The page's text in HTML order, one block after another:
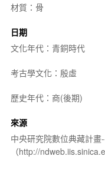
材質：骨
日期
文化年代：青銅時代
考古學文化：殷虛
歷史年代：商(後期)
來源
中央研究院數位典藏計
（http://